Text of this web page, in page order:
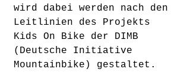
wird dabei werden nach den
Leitlinien des Projekts
Kids On Bike der DIMB
(Deutsche Initiative
Mountainbike) gestaltet.